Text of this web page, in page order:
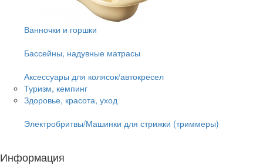
Ванночки и горшки
Бассейны, надувные матрасы
Аксессуары для колясок/автокресел
Туризм, кемпинг
Здоровье, красота, уход
Электробритвы/Машинки для стрижки (триммеры)
Информация